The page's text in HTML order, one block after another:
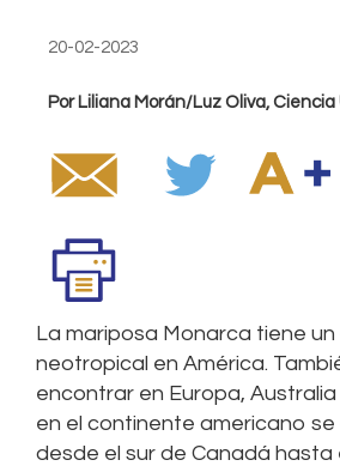
20-02-2023
Por Liliana Morán/Luz Oliva, Ciencia
La mariposa Monarca tiene un
neotropical en América.
encontrar en Europa,
en el continente americano se
desde el sur de Canadá hasta